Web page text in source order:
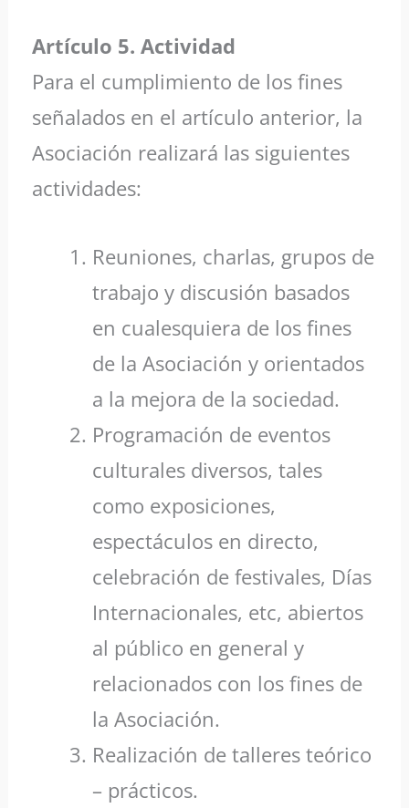
Artículo 5. Actividad
Para el cumplimiento de los fines
señalados en el artículo anterior, la
Asociación realizará las siguientes
actividades:
Reuniones, charlas, grupos de
trabajo y discusión basados
en cualesquiera de los fines
de la Asociación y orientados
a la mejora de la sociedad.
Programación de eventos
culturales diversos, tales
como exposiciones,
espectáculos en directo,
celebración de festivales, Días
Internacionales, etc, abiertos
al público en general y
relacionados con los fines de
la Asociación.
Realización de talleres teórico
– prácticos.